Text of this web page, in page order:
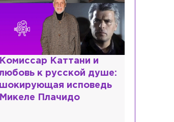
Специалист с напрасным
почему мир
разочаровался в высшем
образовании?